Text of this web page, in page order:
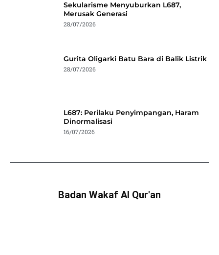
Sekularisme Menyuburkan L687,
Merusak Generasi
28/07/2026
Gurita Oligarki Batu Bara di Balik Listrik
28/07/2026
L687: Perilaku Penyimpangan, Haram
Dinormalisasi
16/07/2026
Badan Wakaf Al Qur'an